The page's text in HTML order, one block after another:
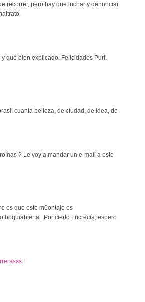
recorrer, pero hay que luchar y denunciar
qué bien explicado. Felicidades Puri.
cuanta belleza, de ciudad, de idea, de
? Le voy a mandar un e-mail a este
es que este m0ontaje es
boquiabierta...Por cierto Lucrecia, espero
!